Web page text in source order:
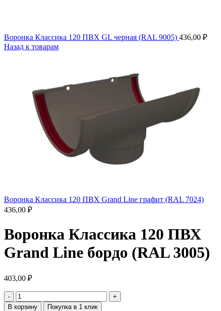
Воронка Классика 120 ПВХ GL черная (RAL 9005) 436,00 ₽
Назад к товарам
Воронка Классика 120 ПВХ Grand Line графит (RAL 7024)
436,00 ₽
Воронка Классика 120 ПВХ
Grand Line бордо (RAL 3005)
403,00 ₽
В корзину Покупка в 1 клик